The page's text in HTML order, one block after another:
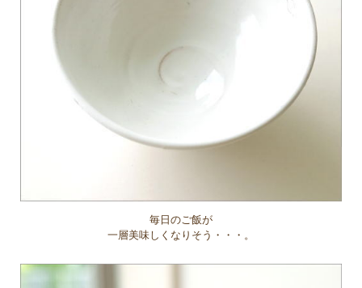
毎日のご飯が
一層美味しくなりそう・・・。